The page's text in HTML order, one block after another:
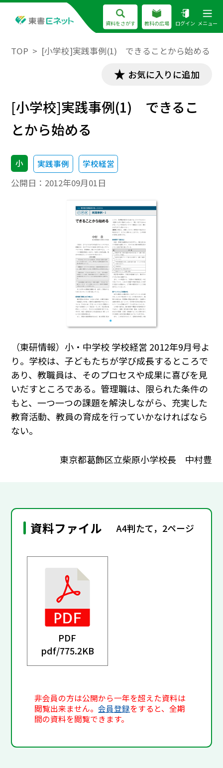
資料をさがす 教科の広場 ログイン メニュー
TOP [小学校]実践事例(1) できることから始める
お気に入りに追加
[小学校]実践事例(1) できるこ
とから始める
小 実践事例 学校経営
公開日： 2012年09月01日
（東研情報）小・中学校 学校経営 2012年9月号よ
り。学校は、子どもたちが学び成長するところで
あり、教職員は、そのプロセスや成果に喜びを見
いだすところである。管理職は、限られた条件の
もと、一つ一つの課題を解決しながら、充実した
教育活動、教員の育成を行っていかなければなら
ない。
東京都葛飾区立柴原小学校長 中村豊
資料ファイル A4判たて，2ページ
PDF
pdf/775.2KB
非会員の方は公開から一年を超えた資料は
閲覧出来ません。会員登録をすると、全期
間の資料を閲覧できます。